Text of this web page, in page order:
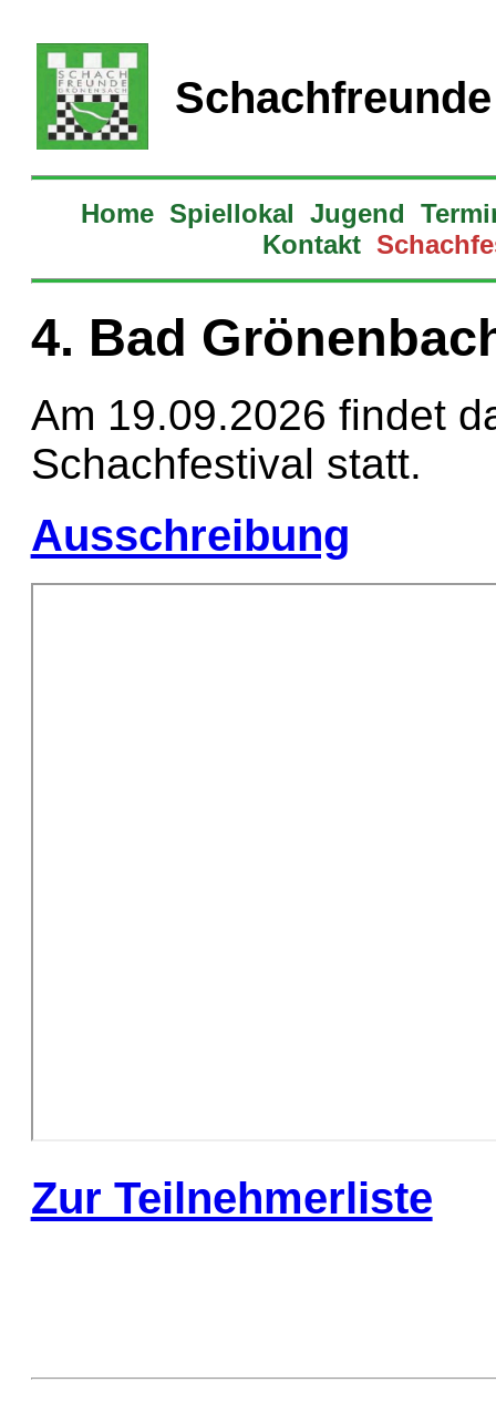
Home Spiellokal Jugend
Kontakt
4. Bad
Am 19.09.2026 findet
Schachfestival statt.
Ausschreibung
Zur Teilnehmerliste